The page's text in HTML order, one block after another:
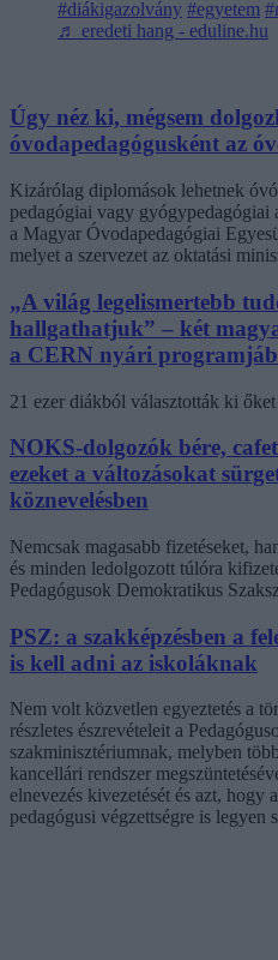
#diákigazolvány #egyetem
♬ eredeti hang - eduline.hu
Úgy néz ki, mégsem
óvodapedagógusként az
Kizárólag diplomások lehetnek
pedagógiai vagy gyógypedagógiai
a Magyar Óvodapedagógiai
melyet a szervezet az oktatási
„A világ legelismertebb
hallgathatjuk” – két
a CERN nyári
21 ezer diákból választották ki
NOKS-dolgozók bére,
ezeket a változásokat
köznevelésben
Nemcsak magasabb fizetéseket,
és minden ledolgozott túlóra
Pedagógusok Demokratikus
PSZ: a szakképzésben a
is kell adni az iskoláknak
Nem volt közvetlen egyeztetés a
részletes észrevételeit a
szakminisztériumnak, melyben
kancellári rendszer
elnevezés kivezetését és azt, hogy
pedagógusi végzettségre is legyen